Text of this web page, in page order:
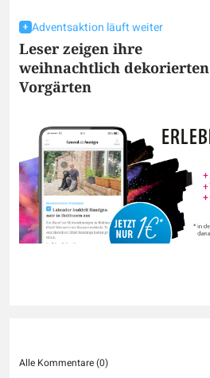
Adventsaktion läuft weiter
Leser zeigen ihre
weihnachtlich dekorierten
Vorgärten
Alle Kommentare (0)